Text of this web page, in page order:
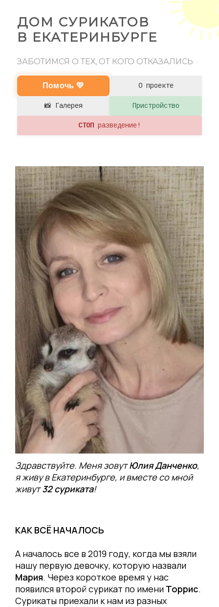
ДОМ СУРИКАТОВ
В ЕКАТЕРИНБУРГЕ
ЗАБОТИМСЯ О ТЕХ, ОТ КОГО ОТКАЗАЛИСЬ
Помочь 💛 О проекте
📸 Галерея Пристройство
СТОП разведение!
Здравствуйте. Меня зовутЮлия Данченко,
я живу в Екатеринбурге, и вместе со мной
живут32 суриката!
КАК ВСЁ НАЧАЛОСЬ
А началось все в 2019 году, когда мы взяли
нашу первую девочку, которую назвали
Мария. Через короткое время у нас
появился второй сурикат по имени Торрис.
Сурикаты приехали к нам из разных